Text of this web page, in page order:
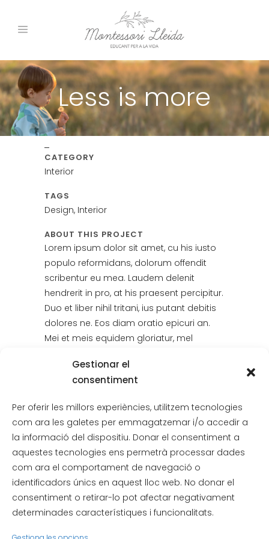
Gestionar el
consentiment
Per oferir les millors experiències, utilitzem tecnologies
com ara les galetes per emmagatzemar i/o accedir a
la informació del dispositiu. Donar el consentiment a
aquestes tecnologies ens permetrà processar dades
com ara el comportament de navegació o
identificadors únics en aquest lloc web. No donar el
consentiment o retirar-lo pot afectar negativament
determinades característiques i funcionalitats.
Less is more
CATEGORY
Interior
TAGS
Design, Interior
ABOUT THIS PROJECT
Lorem ipsum dolor sit amet, cu his iusto
populo reformidans, dolorum offendit
scribentur eu mea. Laudem delenit
hendrerit in pro, at his praesent percipitur.
Duo et liber nihil tritani, ius putant debitis
dolores ne. Eos diam oratio epicuri an.
Mei et meis equidem gloriatur, mel
Likes